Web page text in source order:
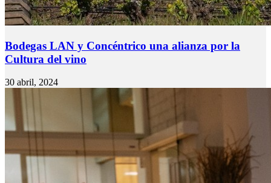
Bodegas LAN y Concéntrico una alianza por la
Cultura del vino
30 abril, 2024